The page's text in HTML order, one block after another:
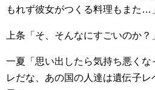
もれず彼女がつくる料理もまた…
上条「そ、そんなにすごいのか？
一夏「思い出したら気持ち悪く
レだな、あの国の人達は遺伝子レ